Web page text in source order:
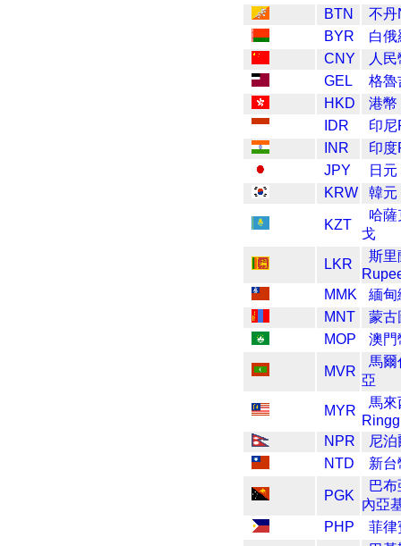
BTN
不丹
BYR
白
CNY
人
GEL
格魯
HKD
港幣
IDR
印
INR
印
JPY
日元
KRW
韓元
KZT
哈
戈
LKR
斯里
MMK
緬甸
MNT
蒙古
MOP
澳門
MVR
馬
亞
MYR
馬來
NPR
尼
NTD
新台
PGK
巴
內亞
PHP
菲律